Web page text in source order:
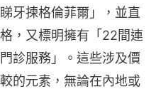
牙揀格倫菲爾」，並直
，又標明擁有「22間連
診服務」。這些涉及價
的元素，無論在內地或